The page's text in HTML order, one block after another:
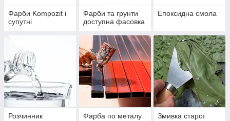
Фарби Kompozit і
супутні
Фарби та грунти
доступна фасовка
Епоксидна смола
Розчинник Фарба по металу
Змивка старої